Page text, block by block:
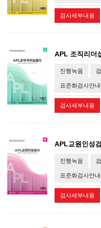
검사세부내용
APL 조직리더
진행녹음
표준화검사안
검사세부내용
APL교원인성
진행녹음
표준화검사안
검사세부내용